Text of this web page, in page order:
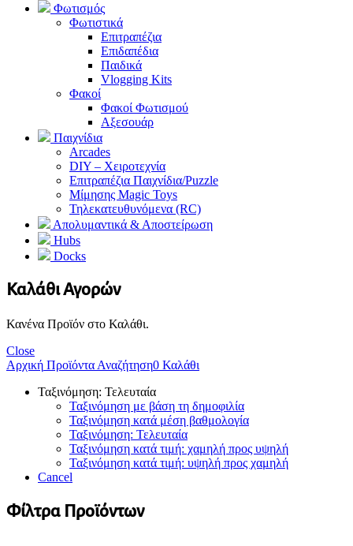
Φωτισμός
Φωτιστικά
Επιτραπέζια
Επιδαπέδια
Παιδικά
Vlogging Kits
Φακοί
Φακοί Φωτισμού
Αξεσουάρ
Παιχνίδια
Arcades
DIY – Χειροτεχνία
Επιτραπέζια Παιχνίδια/Puzzle
Μίμησης Magic Toys
Τηλεκατευθυνόμενα (RC)
Απολυμαντικά & Αποστείρωση
Hubs
Docks
Καλάθι Αγορών
Κανένα Προϊόν στο Καλάθι.
Close
Αρχική Προϊόντα Αναζήτηση0 Καλάθι
Ταξινόμηση: Τελευταία
Ταξινόμηση με βάση τη δημοφιλία
Ταξινόμηση κατά μέση βαθμολογία
Ταξινόμηση: Τελευταία
Ταξινόμηση κατά τιμή: χαμηλή προς υψηλή
Ταξινόμηση κατά τιμή: υψηλή προς χαμηλή
Cancel
Φίλτρα Προϊόντων